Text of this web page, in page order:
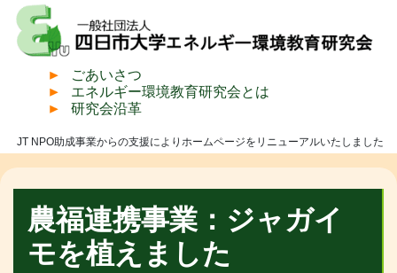
ごあいさつ
エネルギー環境教育研究会とは
研究会沿革
JT NPO助成事業からの支援によりホームページをリニューアルいたしました
農福連携事業：ジャガイ
モを植えました